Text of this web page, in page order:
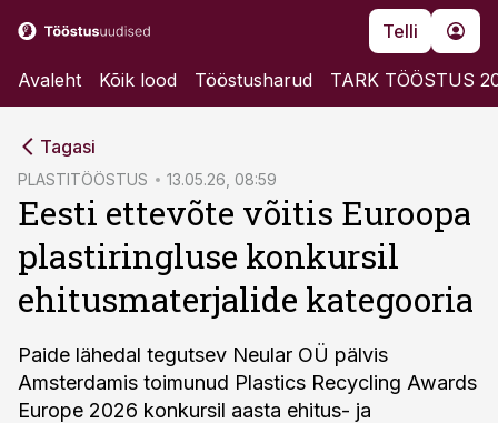
Telli
Avaleht Kõik lood Tööstusharud TARK TÖÖSTUS
Tagasi
PLASTITÖÖSTUS 13.05.26, 08:59
Eesti ettevõte võitis Euroopa
plastiringluse konkursil
ehitusmaterjalide kategooria
Paide lähedal tegutsev Neular OÜ pälvis
Amsterdamis toimunud Plastics Recycling Awards
Europe 2026 konkursil aasta ehitus- ja